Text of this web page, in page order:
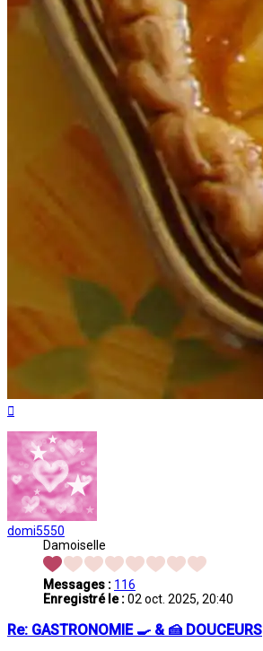
domi5550
Damoiselle
Messages : 116
Enregistré le :02 oct. 2025, 20:40
Re: GASTRONOMIE 🍳 & 🍰 DOUCEURS